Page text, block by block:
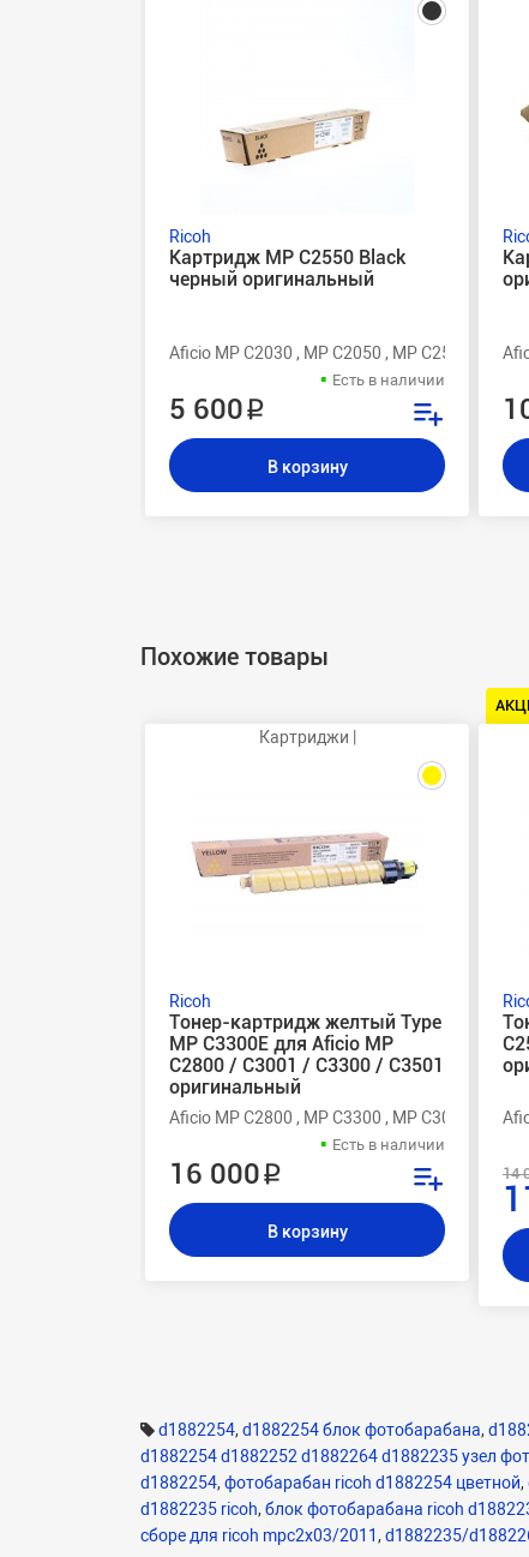
Ricoh
Картридж MP C2550 Black
черный оригинальный
Aficio MP C2030 , MP C2050 , MP C2530 , MP
Есть в наличии
5 600 ₽
В корзину
Похожие товары
Картриджи |
Ricoh
Тонер-картридж желтый Type
MP C3300E для Aficio MP
C2800 / C3001 / C3300 / C3501
оригинальный
Aficio MP C2800 , MP C3300 , MP C3001 , MP
Есть в наличии
16 000 ₽
В корзину
14
d1882254, d1882254 блок фотобарабана,
d1882254 d1882252 d1882264 d1882235 узел
d1882254, фотобарабан ricoh d1882254 цветной,
d1882235 ricoh, блок фотобарабана ricoh
сборе для ricoh mpc2x03/2011, d1882235/